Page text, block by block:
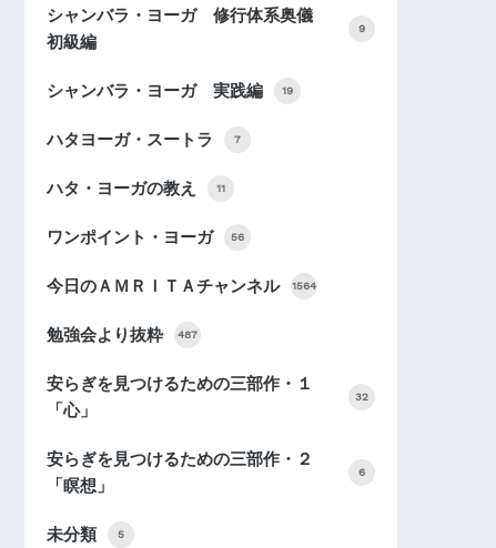
シャンバラ・ヨーガ 修行体系奥儀
初級編
9
シャンバラ・ヨーガ 実践編 19
ハタヨーガ・スートラ 7
ハタ・ヨーガの教え 11
ワンポイント・ヨーガ 56
今日のＡＭＲＩＴＡチャンネル 1564
勉強会より抜粋 487
安らぎを見つけるための三部作・１
「心」
32
安らぎを見つけるための三部作・２
「瞑想」
6
未分類 5